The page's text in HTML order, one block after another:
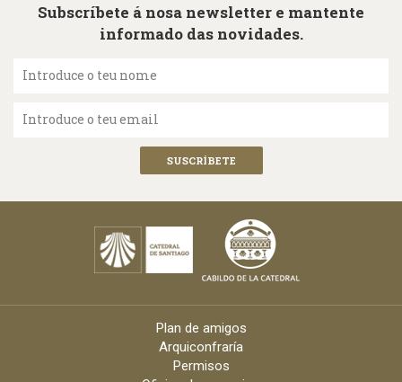
Subscríbete á nosa newsletter e mantente
informado das novidades.
Introduce o teu nome
Introduce o teu email
Plan de amigos
Arquiconfraría
Permisos